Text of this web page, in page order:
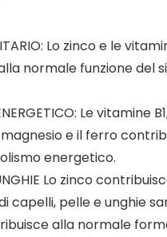
Lo zinco e le
normale funzione del
Le vitamine
magnesio e il ferro
energetico.
Lo zinco
capelli, pelle e unghie
alla normale